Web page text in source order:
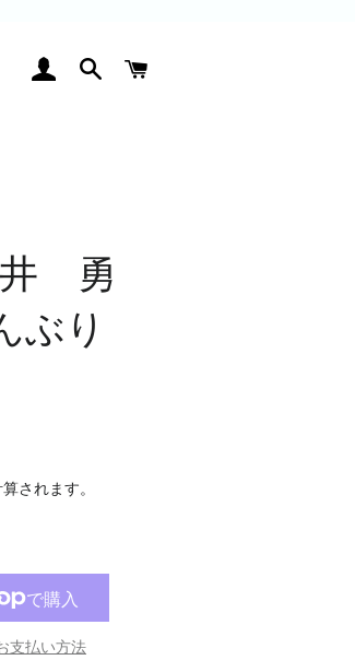
ログイン検索
井 勇
り
されます。
支払い方法